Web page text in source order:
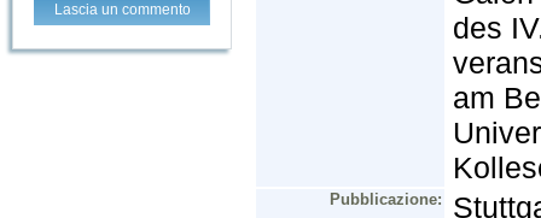
Lascia un commento